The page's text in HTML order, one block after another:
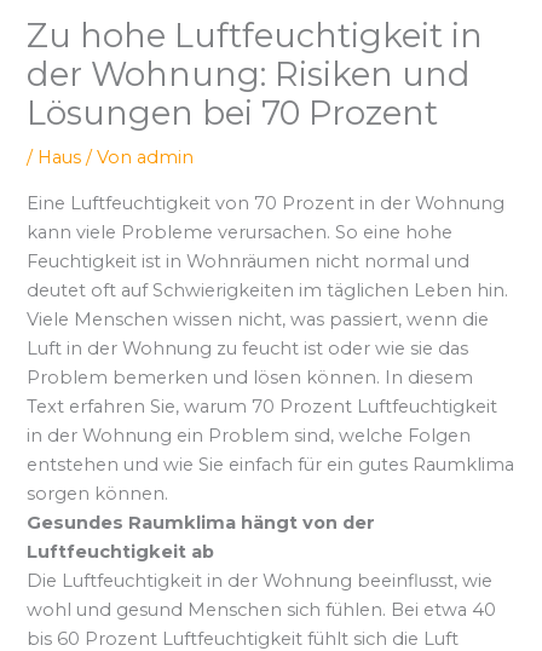
Zu hohe Luftfeuchtigkeit in
der Wohnung: Risiken und
Lösungen bei 70 Prozent
/ Haus / Von admin
Eine Luftfeuchtigkeit von 70 Prozent in der Wohnung
kann viele Probleme verursachen. So eine hohe
Feuchtigkeit ist in Wohnräumen nicht normal und
deutet oft auf Schwierigkeiten im täglichen Leben hin.
Viele Menschen wissen nicht, was passiert, wenn die
Luft in der Wohnung zu feucht ist oder wie sie das
Problem bemerken und lösen können. In diesem
Text erfahren Sie, warum 70 Prozent Luftfeuchtigkeit
in der Wohnung ein Problem sind, welche Folgen
entstehen und wie Sie einfach für ein gutes Raumklima
sorgen können.
Gesundes Raumklima hängt von der
Luftfeuchtigkeit ab
Die Luftfeuchtigkeit in der Wohnung beeinflusst, wie
wohl und gesund Menschen sich fühlen. Bei etwa 40
bis 60 Prozent Luftfeuchtigkeit fühlt sich die Luft